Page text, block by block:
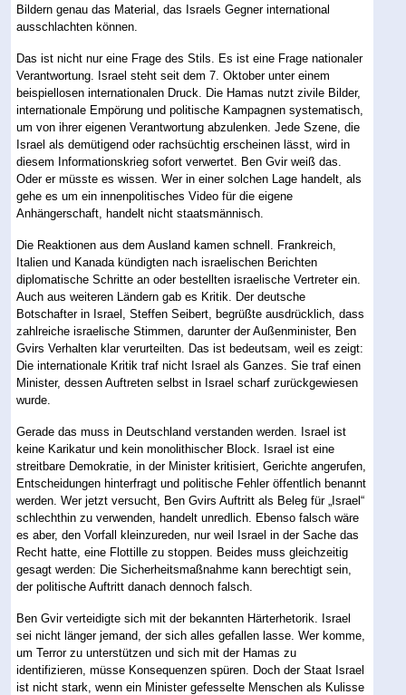
Bildern genau das Material, das Israels Gegner international
ausschlachten können.
Das ist nicht nur eine Frage des Stils. Es ist eine Frage nationaler
Verantwortung. Israel steht seit dem 7. Oktober unter einem
beispiellosen internationalen Druck. Die Hamas nutzt zivile Bilder,
internationale Empörung und politische Kampagnen systematisch,
um von ihrer eigenen Verantwortung abzulenken. Jede Szene, die
Israel als demütigend oder rachsüchtig erscheinen lässt, wird in
diesem Informationskrieg sofort verwertet. Ben Gvir weiß das.
Oder er müsste es wissen. Wer in einer solchen Lage handelt, als
gehe es um ein innenpolitisches Video für die eigene
Anhängerschaft, handelt nicht staatsmännisch.
Die Reaktionen aus dem Ausland kamen schnell. Frankreich,
Italien und Kanada kündigten nach israelischen Berichten
diplomatische Schritte an oder bestellten israelische Vertreter ein.
Auch aus weiteren Ländern gab es Kritik. Der deutsche
Botschafter in Israel, Steffen Seibert, begrüßte ausdrücklich, dass
zahlreiche israelische Stimmen, darunter der Außenminister, Ben
Gvirs Verhalten klar verurteilten. Das ist bedeutsam, weil es zeigt:
Die internationale Kritik traf nicht Israel als Ganzes. Sie traf einen
Minister, dessen Auftreten selbst in Israel scharf zurückgewiesen
wurde.
Gerade das muss in Deutschland verstanden werden. Israel ist
keine Karikatur und kein monolithischer Block. Israel ist eine
streitbare Demokratie, in der Minister kritisiert, Gerichte angerufen,
Entscheidungen hinterfragt und politische Fehler öffentlich benannt
werden. Wer jetzt versucht, Ben Gvirs Auftritt als Beleg für „Israel“
schlechthin zu verwenden, handelt unredlich. Ebenso falsch wäre
es aber, den Vorfall kleinzureden, nur weil Israel in der Sache das
Recht hatte, eine Flottille zu stoppen. Beides muss gleichzeitig
gesagt werden: Die Sicherheitsmaßnahme kann berechtigt sein,
der politische Auftritt danach dennoch falsch.
Ben Gvir verteidigte sich mit der bekannten Härterhetorik. Israel
sei nicht länger jemand, der sich alles gefallen lasse. Wer komme,
um Terror zu unterstützen und sich mit der Hamas zu
identifizieren, müsse Konsequenzen spüren. Doch der Staat Israel
ist nicht stark, wenn ein Minister gefesselte Menschen als Kulisse